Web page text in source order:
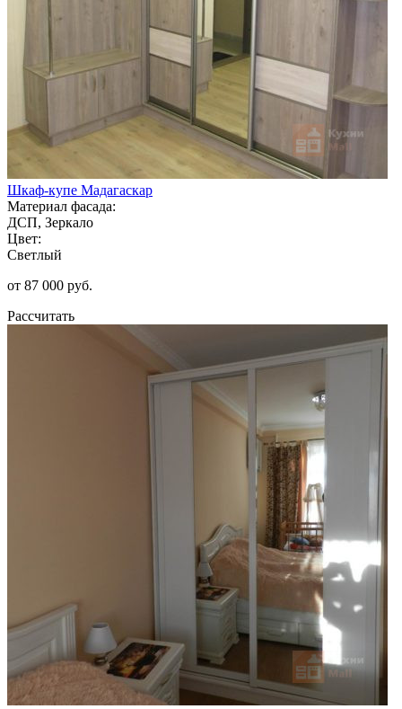
Шкаф-купе Мадагаскар
Материал фасада:
ДСП, Зеркало
Цвет:
Светлый
от 87 000 руб.
Рассчитать